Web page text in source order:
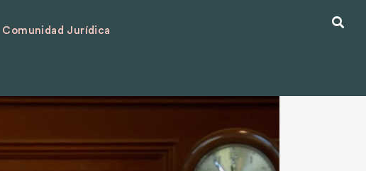
Comunidad Jurídica